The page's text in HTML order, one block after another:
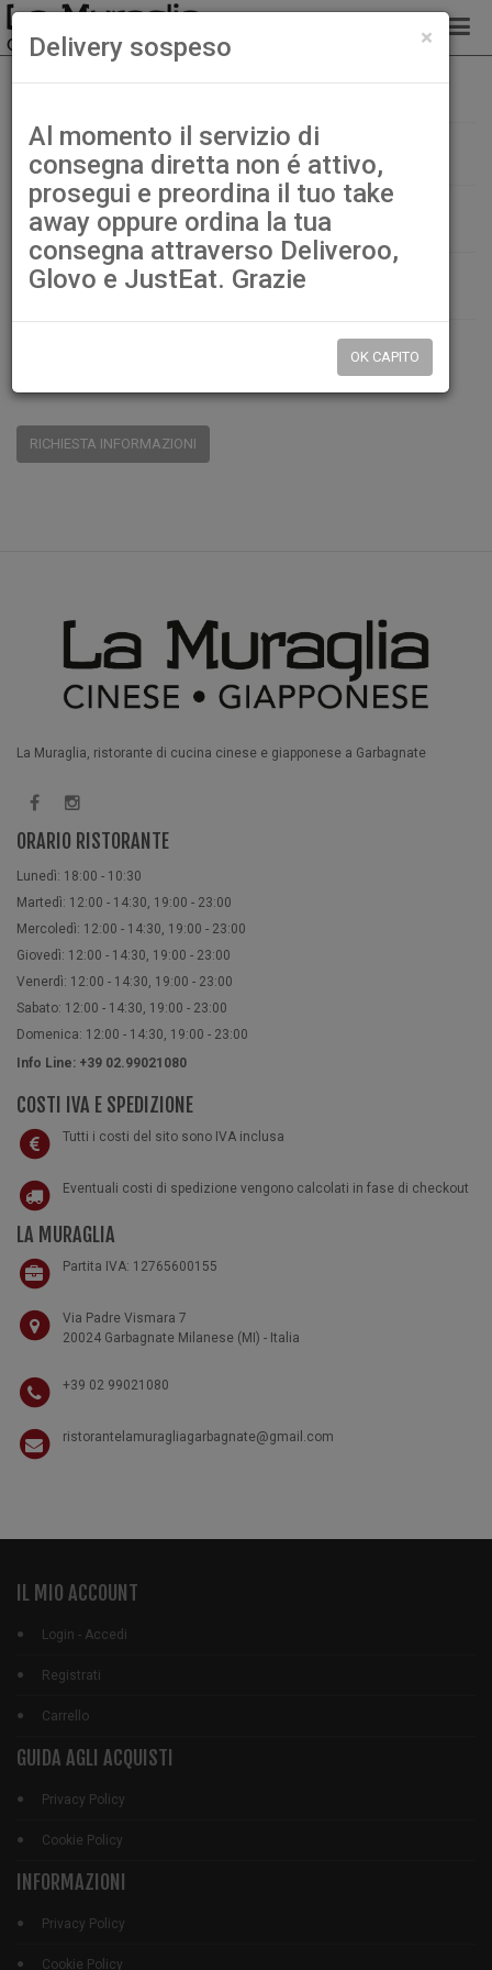
Frutta mista fritta
€ 5,00
DISP.:9999pz. QTÀ:
RICHIESTA INFORMAZIONI
La Muraglia, ristorante di cucina cinese e giapponese a Garbagnate
ORARIO RISTORANTE
Lunedì: 18:00 - 10:30
Martedì: 12:00 - 14:30, 19:00 - 23:00
Mercoledì: 12:00 - 14:30, 19:00 - 23:00
Giovedì: 12:00 - 14:30, 19:00 - 23:00
Venerdì: 12:00 - 14:30, 19:00 - 23:00
Sabato: 12:00 - 14:30, 19:00 - 23:00
Domenica: 12:00 - 14:30, 19:00 - 23:00
Info Line: +39 02.99021080
COSTI IVA E SPEDIZIONE
Tutti i costi del sito sono IVA inclusa
Eventuali costi di spedizione vengono calcolati in fase di checkout
LA MURAGLIA
Partita IVA: 12765600155
Via Padre Vismara 7
20024 Garbagnate Milanese (MI) - Italia
+39 02 99021080
ristorantelamuragliagarbagnate@gmail.com
IL MIO ACCOUNT
Login - Accedi
Registrati
Carrello
GUIDA AGLI ACQUISTI
Privacy Policy
Cookie Policy
INFORMAZIONI
Privacy Policy
Cookie Policy
×
Delivery sospeso
Al momento il servizio di
consegna diretta non é attivo,
prosegui e preordina il tuo take
away oppure ordina la tua
consegna attraverso Deliveroo,
Glovo e JustEat. Grazie
OK CAPITO